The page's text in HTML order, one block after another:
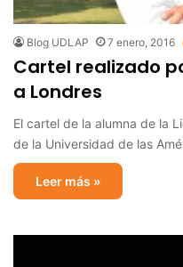
Blog UDLAP 7 enero, 2016
Cartel realizado
a Londres
El cartel de la alumna de la
de la Universidad de las
Leer más »